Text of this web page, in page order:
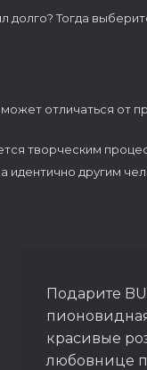
долго? Тогда
отличаться от
творческим
идентично другим
Подарите
красивые
любовнице